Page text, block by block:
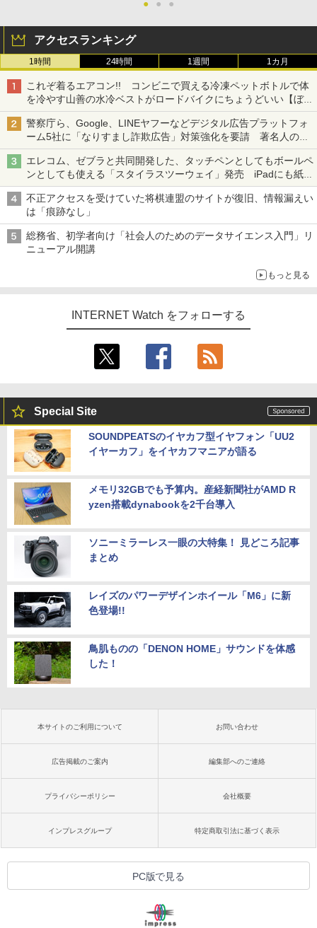
● ● ●
アクセスランキング
1時間 24時間 1週間 1カ月
これぞ着るエアコン!! コンビニで買える冷凍ペットボトルで体
を冷やす山善の水冷ベストがロードバイクにちょうどいい【ぼっ
ち・ざ・ろーど！その14】【空いた時間でなにしてる？】
警察庁ら、Google、LINEヤフーなどデジタル広告プラットフォ
ーム5社に「なりすまし詐欺広告」対策強化を要請 著名人の写
真や映像を使った投資詐欺などへの対策として
エレコム、ゼブラと共同開発した、タッチペンとしてもボールペ
ンとしても使える「スタイラスツーウェイ」発売 iPadにも紙に
も、持ち替えずに書き込める
不正アクセスを受けていた将棋連盟のサイトが復旧、情報漏えい
は「痕跡なし」
総務省、初学者向け「社会人のためのデータサイエンス入門」リ
ニューアル開講
もっと見る
INTERNET Watch をフォローする
Special Site
SOUNDPEATSのイヤカフ型イヤフォン「UU2
イヤーカフ」をイヤカフマニアが語る
メモリ32GBでも予算内。産経新聞社がAMD R
yzen搭載dynabookを2千台導入
ソニーミラーレス一眼の大特集！ 見どころ記事
まとめ
レイズのパワーデザインホイール「M6」に新
色登場!!
鳥肌ものの「DENON HOME」サウンドを体感
した！
本サイトのご利用について お問い合わせ
広告掲載のご案内 編集部へのご連絡
プライバシーポリシー 会社概要
インプレスグループ 特定商取引法に基づく表示
PC版で見る